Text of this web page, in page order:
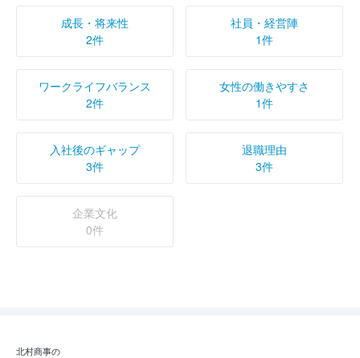
成長・将来性
2件
社員・経営陣
1件
ワークライフバランス
2件
女性の働きやすさ
1件
入社後のギャップ
3件
退職理由
3件
企業文化
0件
北村商事の